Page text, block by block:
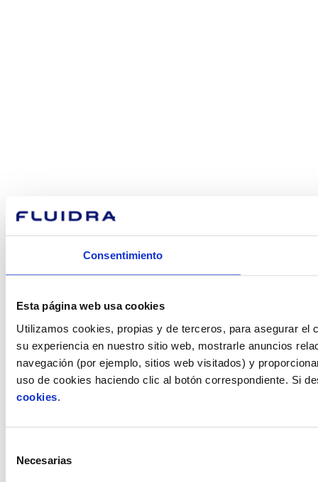
Consentimiento
Esta página web usa cookies
Utilizamos cookies, propias y de terceros, para asegurar
su experiencia en nuestro sitio web, mostrarle anuncios
navegación (por ejemplo, sitios web visitados) y
uso de cookies haciendo clic al botón correspondiente. Si
cookies
Necesarias